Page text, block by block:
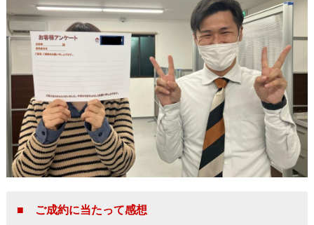
■ ご成約に当たって感想